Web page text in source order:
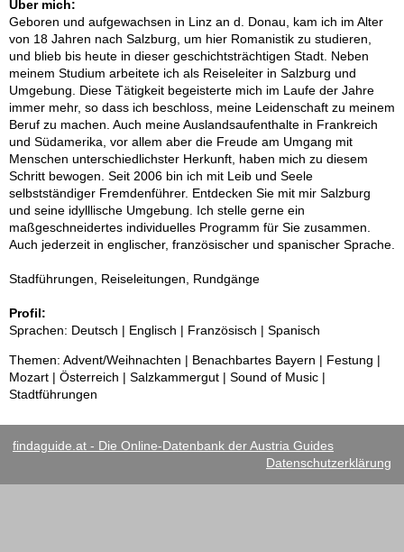
Über mich:
Geboren und aufgewachsen in Linz an d. Donau, kam ich im Alter
von 18 Jahren nach Salzburg, um hier Romanistik zu studieren,
und blieb bis heute in dieser geschichtsträchtigen Stadt. Neben
meinem Studium arbeitete ich als Reiseleiter in Salzburg und
Umgebung. Diese Tätigkeit begeisterte mich im Laufe der Jahre
immer mehr, so dass ich beschloss, meine Leidenschaft zu meinem
Beruf zu machen. Auch meine Auslandsaufenthalte in Frankreich
und Südamerika, vor allem aber die Freude am Umgang mit
Menschen unterschiedlichster Herkunft, haben mich zu diesem
Schritt bewogen. Seit 2006 bin ich mit Leib und Seele
selbstständiger Fremdenführer. Entdecken Sie mit mir Salzburg
und seine idylllische Umgebung. Ich stelle gerne ein
maßgeschneidertes individuelles Programm für Sie zusammen.
Auch jederzeit in englischer, französischer und spanischer Sprache.
Stadführungen, Reiseleitungen, Rundgänge
Profil:
Sprachen: Deutsch | Englisch | Französisch | Spanisch
Themen: Advent/Weihnachten | Benachbartes Bayern | Festung |
Mozart | Österreich | Salzkammergut | Sound of Music |
Stadtführungen
findaguide.at - Die Online-Datenbank der Austria Guides
Datenschutzerklärung